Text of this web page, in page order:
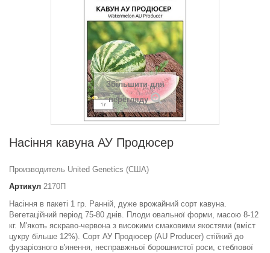
Збільшити для
перегляду
Насіння кавуна АУ Продюсер
Производитель United Genetics (США)
Артикул 2170П
Насіння в пакеті 1 гр. Ранній, дуже врожайний сорт кавуна.
Вегетаційний період 75-80 днів. Плоди овальної форми, масою 8-12
кг. М'якоть яскраво-червона з високими смаковими якостями (вміст
цукру більше 12%). Сорт АУ Продюсер (AU Producer) стійкий до
фузаріозного в'янення, несправжньої борошнистої роси, стеблової